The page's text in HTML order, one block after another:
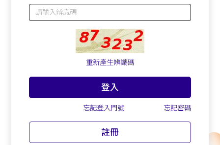
重新產生辨識碼
登入
忘記登入門號 忘記密碼
註冊